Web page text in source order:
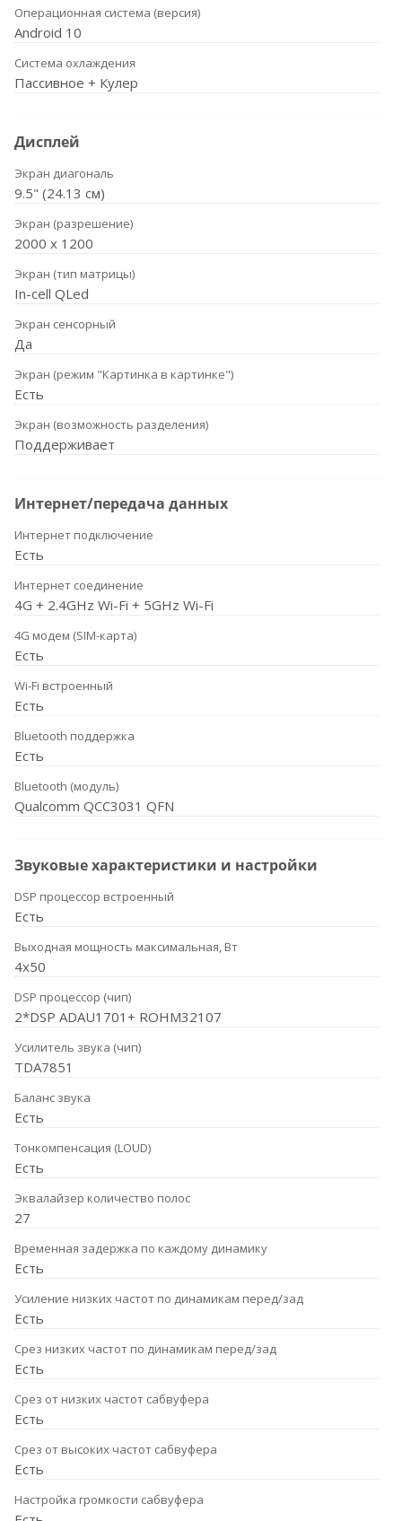
Операционная система (версия)
Android 10
Система охлаждения
Пассивное + Кулер
Дисплей
Экран диагональ
9.5" (24.13 см)
Экран (разрешение)
2000 x 1200
Экран (тип матрицы)
In-cell QLed
Экран сенсорный
Да
Экран (режим "Картинка в картинке")
Есть
Экран (возможность разделения)
Поддерживает
Интернет/передача данных
Интернет подключение
Есть
Интернет соединение
4G + 2.4GHz Wi-Fi + 5GHz Wi-Fi
4G модем (SIM-карта)
Есть
Wi-Fi встроенный
Есть
Bluetooth поддержка
Есть
Bluetooth (модуль)
Qualcomm QCC3031 QFN
Звуковые характеристики и настройки
DSP процессор встроенный
Есть
Выходная мощность максимальная, Вт
4x50
DSP процессор (чип)
2*DSP ADAU1701+ ROHM32107
Усилитель звука (чип)
TDA7851
Баланс звука
Есть
Тонкомпенсация (LOUD)
Есть
Эквалайзер количество полос
27
Временная задержка по каждому динамику
Есть
Усиление низких частот по динамикам перед/зад
Есть
Срез низких частот по динамикам перед/зад
Есть
Срез от низких частот сабвуфера
Есть
Срез от высоких частот сабвуфера
Есть
Настройка громкости сабвуфера